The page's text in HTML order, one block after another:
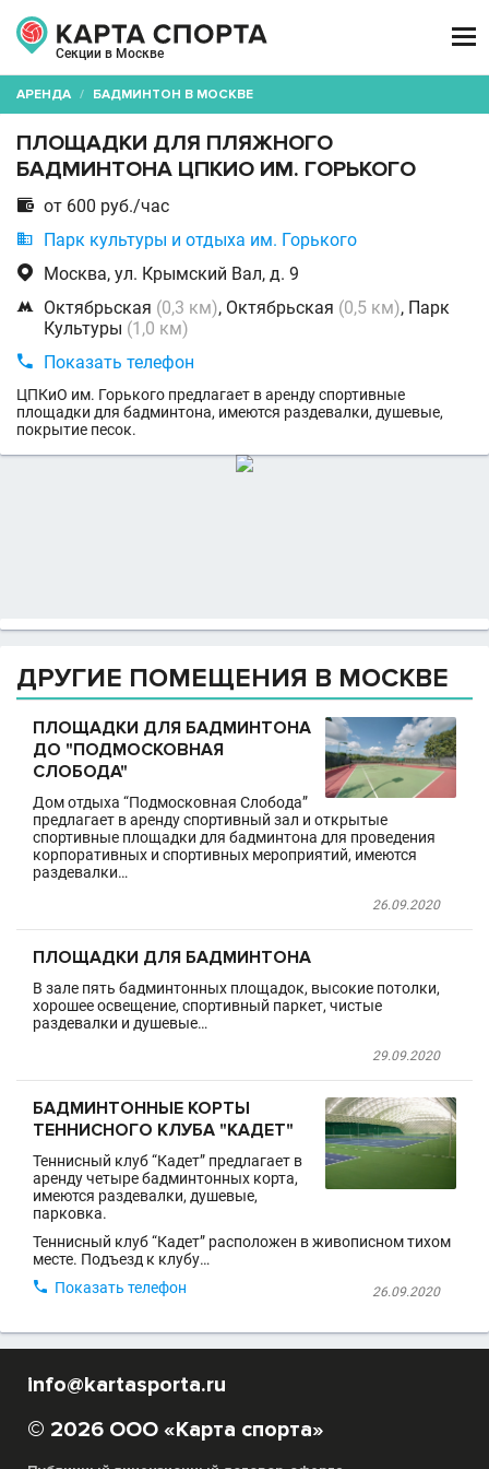
Секции в Москве

АРЕНДА / БАДМИНТОН В МОСКВЕ
ПЛОЩАДКИ ДЛЯ ПЛЯЖНОГО
БАДМИНТОНА ЦПКИО ИМ. ГОРЬКОГО
 от 600 руб./час
 Парк культуры и отдыха им. Горького
 Москва, ул. Крымский Вал, д. 9
 Октябрьская (0,3 км), Октябрьская (0,5 км), Парк
Культуры (1,0 км)
 Показать телефон
ЦПКиО им. Горького предлагает в аренду спортивные
площадки для бадминтона, имеются раздевалки, душевые,
покрытие песок.
ДРУГИЕ ПОМЕЩЕНИЯ В МОСКВЕ
ПЛОЩАДКИ ДЛЯ БАДМИНТОНА
ДО "ПОДМОСКОВНАЯ
СЛОБОДА"
Дом отдыха “Подмосковная Слобода”
предлагает в аренду спортивный зал и открытые
спортивные площадки для бадминтона для проведения
корпоративных и спортивных мероприятий, имеются
раздевалки…
26.09.2020
ПЛОЩАДКИ ДЛЯ БАДМИНТОНА
В зале пять бадминтонных площадок, высокие потолки,
хорошее освещение, спортивный паркет, чистые
раздевалки и душевые…
29.09.2020
БАДМИНТОННЫЕ КОРТЫ
ТЕННИСНОГО КЛУБА "КАДЕТ"
Теннисный клуб “Кадет” предлагает в
аренду четыре бадминтонных корта,
имеются раздевалки, душевые,
парковка.
Теннисный клуб “Кадет” расположен в живописном тихом
месте. Подъезд к клубу…
26.09.2020
 Показать телефон
info@kartasporta.ru
© 2026 ООО «Карта спорта»